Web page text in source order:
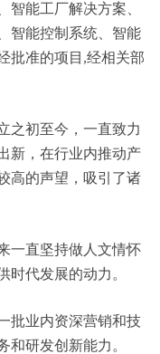
智能工厂解决方案、
智能控制系统、智能
批准的项目,经相关部
之初至今，一直致力
新，在行业内推动产
高的声望，吸引了诸
一直坚持做人文情怀
时代发展的动力。
批业内资深营销和技
和研发创新能力。